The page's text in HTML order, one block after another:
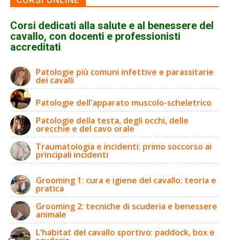
Corsi dedicati alla salute e al benessere del
cavallo, con docenti e professionisti
accreditati
Patologie più comuni infettive e parassitarie
dei cavalli
Patologie dell'apparato muscolo-scheletrico
Patologie della testa, degli occhi, delle
orecchie e del cavo orale
Traumatologia e incidenti: primo soccorso ai
principali incidenti
Grooming 1: cura e igiene del cavallo: teoria e
pratica
Grooming 2: tecniche di scuderia e benessere
animale
L'habitat del cavallo sportivo: paddock, box e